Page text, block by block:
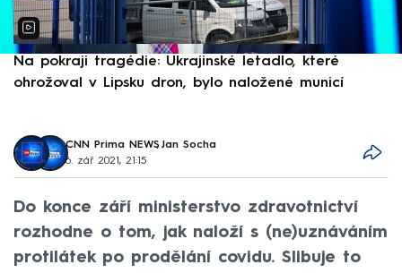
Na pokraji tragédie: Ukrajinské letadlo, které
ohrožoval v Lipsku dron, bylo naložené municí
CNN Prima NEWS, Jan Socha
6. zář 2021, 21:15
Do konce září ministerstvo zdravotnictví
rozhodne o tom, jak naloží s (ne)uznáváním
protilátek po prodělání covidu. Slibuje to